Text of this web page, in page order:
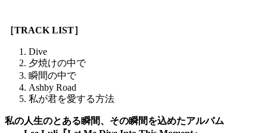
［TRACK LIST］
Dive
夕焼けの中で
瞬間の中で
Ashby Road
私が君を愛する方法
私の人生のとある瞬間、その瞬間を込めたアルバム